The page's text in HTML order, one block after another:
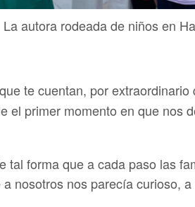
La autora rodeada de niños en
te cuentan, por extraordinario
el primer momento en que nos
forma que a cada paso las
nosotros nos parecía curioso,